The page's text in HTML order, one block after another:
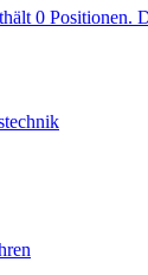
0 Positionen.